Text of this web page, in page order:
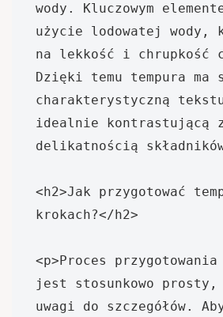
wody. Kluczowym
użycie lodowatej wody,
na lekkość i chrupkość
Dzięki temu tempura ma
charakterystyczną
idealnie kontrastującą
delikatnością
<h2>Jak przygotować
krokach?</h2>
<p>Proces przygotowania
jest stosunkowo prosty,
uwagi do szczegółów.